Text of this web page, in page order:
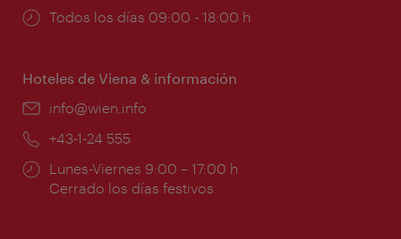
Horarios
Todos los días 09:00 - 18:00 h
Hoteles de Viena & información
e-
info@wien.info
Teléfono:
+43-1-24 555
Horarios
de
Lunes-Viernes 9:00 – 17:00 h
Cerrado los días festivos